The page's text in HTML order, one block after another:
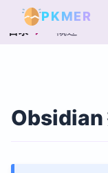
PKMER
目录 概述